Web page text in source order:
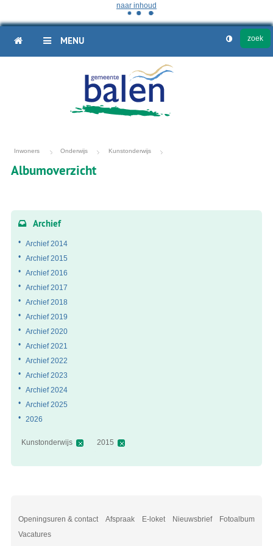
naar inhoud
Openingsuren & contact Afspraak E-loket Nieuwsbrief
Fotoalbum
Vacatures
HOME MENU
Inwoners Onderwijs Kunstonderwijs
Albumoverzicht
Archief
Archief 2014
Archief 2015
Archief 2016
Archief 2017
Archief 2018
Archief 2019
Archief 2020
Archief 2021
Archief 2022
Archief 2023
Archief 2024
Archief 2025
2026
Kunstonderwijs 2015